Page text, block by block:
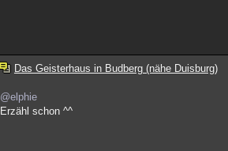
Das Geisterhaus in Budberg (nähe Duisburg)
@elphie
Erzähl schon ^^